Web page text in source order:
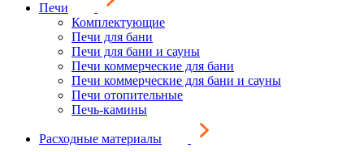
Печи
Комплектующие
Печи для бани
Печи для бани и сауны
Печи коммерческие для бани
Печи коммерческие для бани и сауны
Печи отопительные
Печь-камины
Расходные материалы